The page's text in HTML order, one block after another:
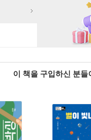
이 책을 구입하신 분